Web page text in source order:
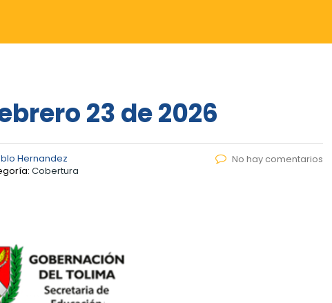
23 de 2026
Hernandez
Cobertura
No hay comentarios